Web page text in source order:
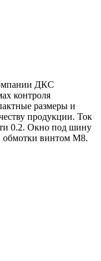
ДКС
контроля
размеры и
продукции. Ток
0.2. Окно под шину
обмотки винтом М8.